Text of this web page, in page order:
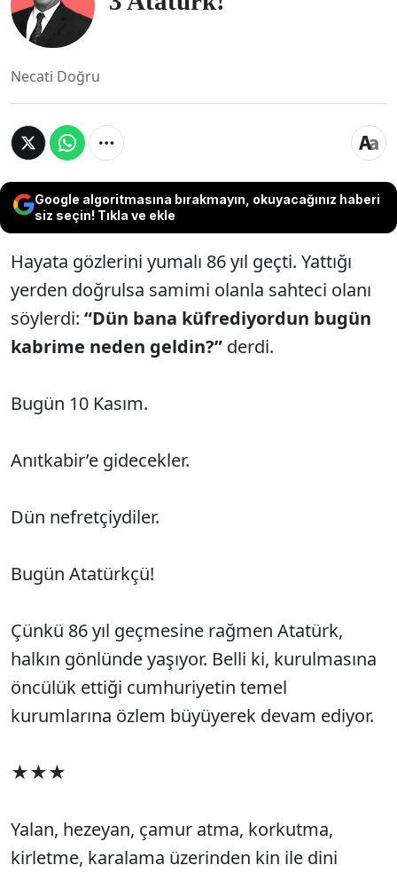
Necati Doğru
Google algoritmasına bırakmayın, okuyacağınız haberi
siz seçin! Tıkla ve ekle
Hayata gözlerini yumalı 86 yıl geçti. Yattığı
yerden doğrulsa samimi olanla sahteci olanı
söylerdi: “Dün bana küfrediyordun bugün
kabrime neden geldin?” derdi.
Bugün 10 Kasım.
Anıtkabir’e gidecekler.
Dün nefretçiydiler.
Bugün Atatürkçü!
Çünkü 86 yıl geçmesine rağmen Atatürk,
halkın gönlünde yaşıyor. Belli ki, kurulmasına
öncülük ettiği cumhuriyetin temel
kurumlarına özlem büyüyerek devam ediyor.
★★★
Yalan, hezeyan, çamur atma, korkutma,
kirletme, karalama üzerinden kin ile dini